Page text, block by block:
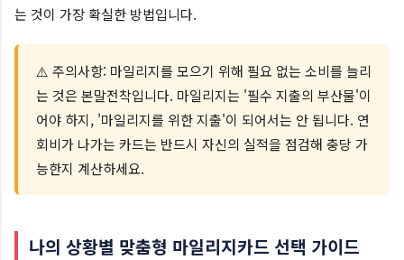
는 것이 가장 확실한 방법입니다.
⚠️ 주의사항: 마일리지를 모으기 위해 필요 없는 소비를 늘리
는 것은 본말전착입니다. 마일리지는 '필수 지출의 부산물'이
어야 하지, '마일리지를 위한 지출'이 되어서는 안 됩니다. 연
회비가 나가는 카드는 반드시 자신의 실적을 점검해 충당 가
능한지 계산하세요.
나의 상황별 맞춤형 마일리지카드 선택 가이드